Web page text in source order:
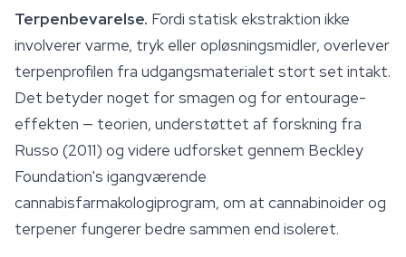
Terpenbevarelse. Fordi statisk ekstraktion ikke
involverer varme, tryk eller opløsningsmidler, overlever
terpenprofilen fra udgangsmaterialet stort set intakt.
Det betyder noget for smagen og for entourage-
effekten — teorien, understøttet af forskning fra
Russo (2011) og videre udforsket gennem Beckley
Foundation's igangværende
cannabisfarmakologiprogram, om at cannabinoiderog
terpener fungerer bedre sammen end isoleret.